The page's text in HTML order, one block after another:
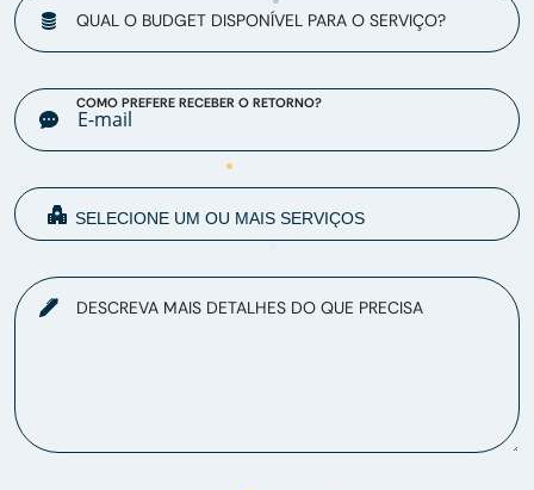
QUAL O BUDGET DISPONÍVEL PARA O SERVIÇO?
COMO PREFERE RECEBER O RETORNO?
DESCREVA MAIS DETALHES DO QUE PRECISA